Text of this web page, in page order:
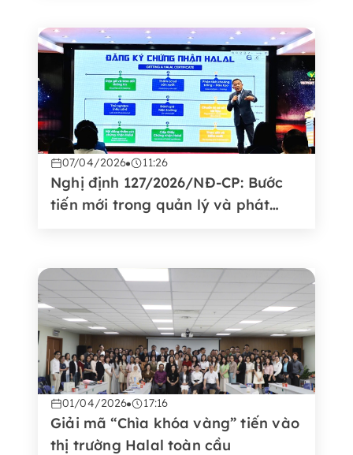
07/04/2026 11:26
Nghị định 127/2026/NĐ-CP: Bước
tiến mới trong quản lý và phát
01/04/2026 17:16
Giải mã “Chìa khóa vàng” tiến vào
thị trường Halal toàn cầu